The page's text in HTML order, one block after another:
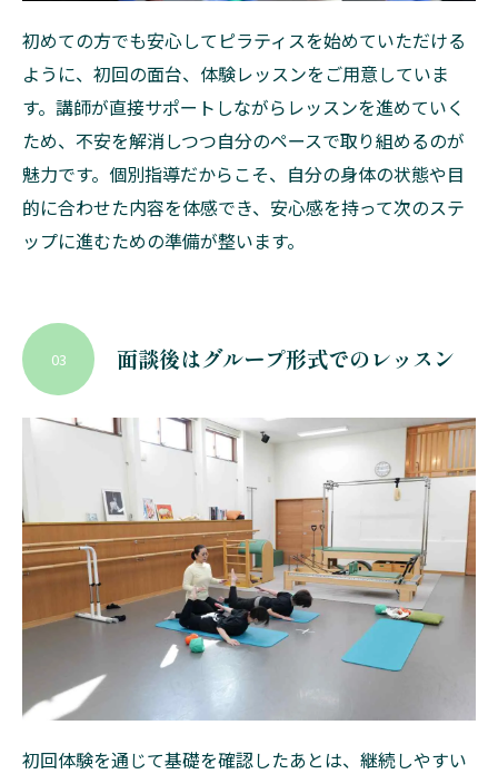
初めての方でも安心してピラティスを始めていただける
ように、初回の面台、体験レッスンをご用意していま
す。講師が直接サポートしながらレッスンを進めていく
ため、不安を解消しつつ自分のペースで取り組めるのが
魅力です。個別指導だからこそ、自分の身体の状態や目
的に合わせた内容を体感でき、安心感を持って次のステ
ップに進むための準備が整います。
面談後はグループ形式でのレッスン
03
初回体験を通じて基礎を確認したあとは、継続しやすい
お問い合わせはこちら